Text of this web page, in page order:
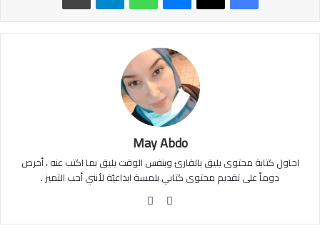
May Abdo
احاول كتابة محتوى يليق بالقارئ وبنفس الوقت يليق بما اكتب عنه ، أحرص
دوماً على تقديم محتوى كتابي بلمسة ابداعيّة لأنني أحب التميز .
موقع